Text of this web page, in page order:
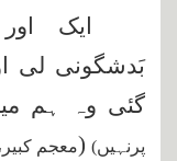
ایک
بَدشگونی لی
گئی وہ ہم
پرنہیں) (معجم